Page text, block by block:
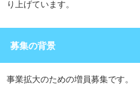
り上げています。
募集の背景
事業拡大のための増員募集です。